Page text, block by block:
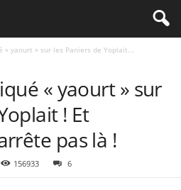
« yaourt » sur les Paniers de Yoplait...
« yaourt » sur
! Et
pas là !
156933 6